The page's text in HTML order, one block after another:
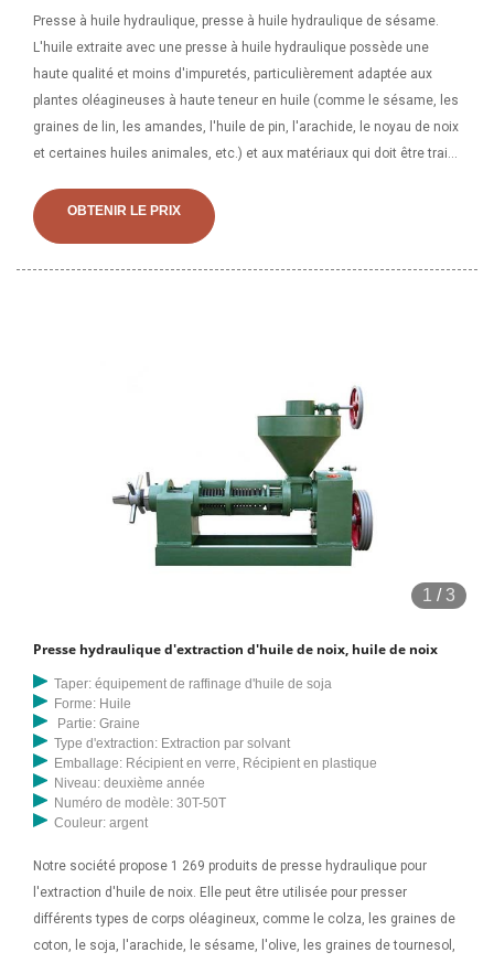
Presse à huile hydraulique, presse à huile hydraulique de sésame.
L'huile extraite avec une presse à huile hydraulique possède une
haute qualité et moins d'impuretés, particulièrement adaptée aux
plantes oléagineuses à haute teneur en huile (comme le sésame, les
graines de lin, les amandes, l'huile de pin, l'arachide, le noyau de noix
et certaines huiles animales, etc.) et aux matériaux qui doit être traité
Congo. Le prétraitement des graines oléagineuses de grande
capacité et le pressage de l'huile, équipés d'un traitement
OBTENIR LE PRIX
1 /3
Presse hydraulique d'extraction d'huile de noix, huile de noix
Taper: équipement de raffinage d'huile de soja
Forme: Huile
Partie: Graine
Type d'extraction: Extraction par solvant
Emballage: Récipient en verre, Récipient en plastique
Niveau: deuxième année
Numéro de modèle: 30T-50T
Couleur: argent
Notre société propose 1 269 produits de presse hydraulique pour
l'extraction d'huile de noix. Elle peut être utilisée pour presser
différents types de corps oléagineux, comme le colza, les graines de
coton, le soja, l'arachide, le sésame, l'olive, les graines de tournesol,